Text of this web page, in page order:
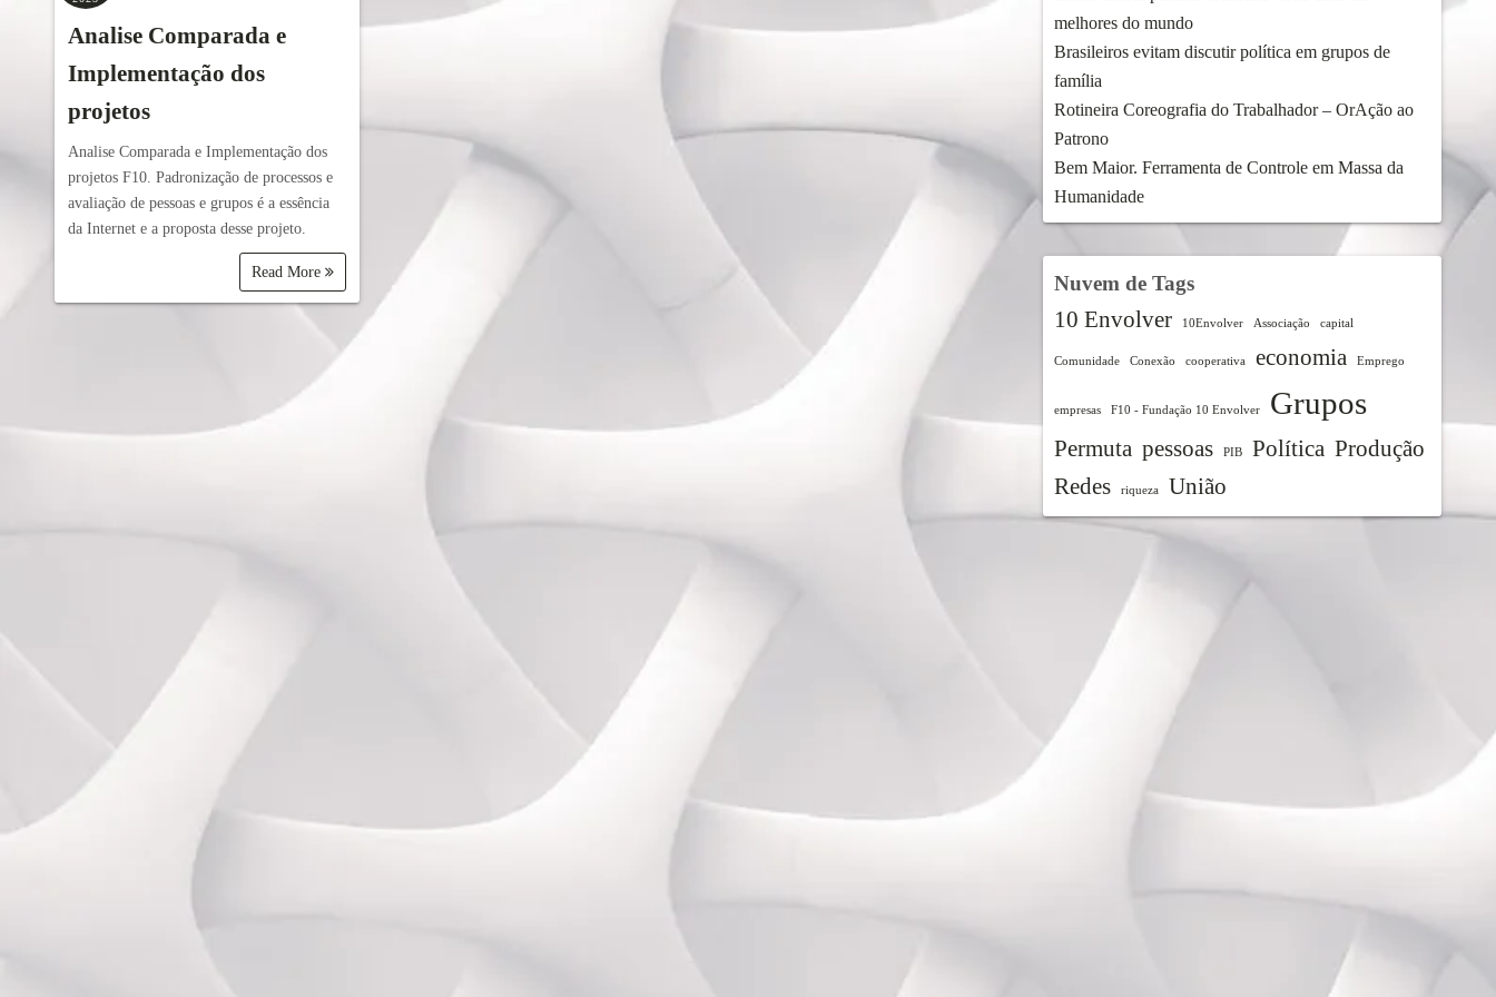
Analise Comparada e
Implementação dos
projetos
Analise Comparada e Implementação dos
projetos F10. Padronização de processos e
avaliação de pessoas e grupos é a essência
da Internet e a proposta desse projeto.
Read More
melhores do mundo
Brasileiros evitam discutir política em grupos de
família
Rotineira Coreografia do Trabalhador – OrAção ao
Patrono
Bem Maior. Ferramenta de Controle em Massa da
Humanidade
Nuvem de Tags
10 Envolver 10Envolver Associação capital
Comunidade Conexão cooperativa economia Emprego
empresas F10 - Fundação 10 Envolver Grupos
Permuta pessoas PIB Política Produção
Redes
riqueza União